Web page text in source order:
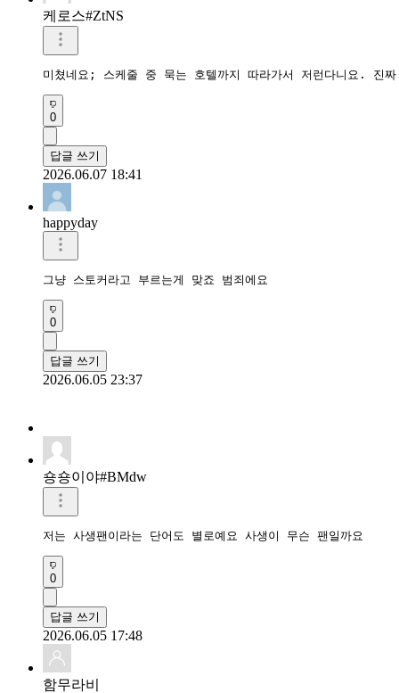
케로스#ZtNS
미쳤네요; 스케줄 중 묵는 호텔까지 따라가서 저런다니요. 진
0
답글 쓰기
2026.06.07 18:41
happyday
그냥 스토커라고 부르는게 맞죠 범죄에요
0
답글 쓰기
2026.06.05 23:37
숑숑이야#BMdw
저는 사생팬이라는 단어도 별로예요 사생이 무슨 팬일까요
0
답글 쓰기
2026.06.05 17:48
함무라비